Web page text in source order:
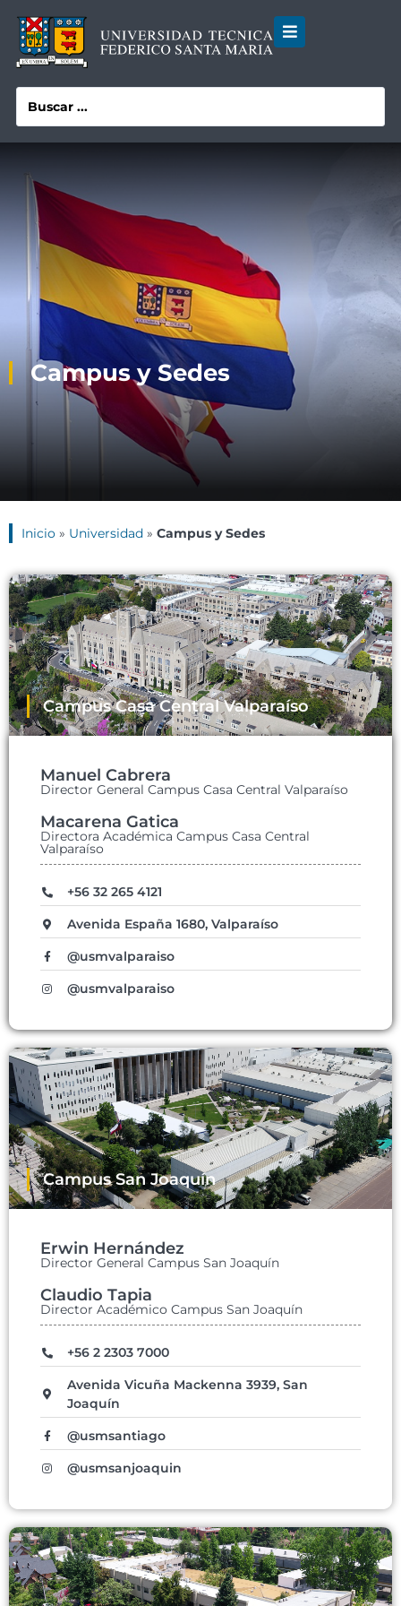
Campus y Sedes
Inicio » Universidad » Campus y Sedes
Campus Casa Central Valparaíso
Manuel Cabrera
Director General Campus Casa Central Valparaíso
Macarena Gatica
Directora Académica Campus Casa Central
Valparaíso
+56 32 265 4121
Avenida España 1680, Valparaíso
@usmvalparaiso
@usmvalparaiso
Campus San Joaquín
Erwin Hernández
Director General Campus San Joaquín
Claudio Tapia
Director Académico Campus San Joaquín
+56 2 2303 7000
Avenida Vicuña Mackenna 3939, San
Joaquín
@usmsantiago
@usmsanjoaquin